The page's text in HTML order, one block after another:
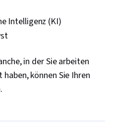
Intelligenz (KI)
in der Sie arbeiten
können Sie Ihren
7:58